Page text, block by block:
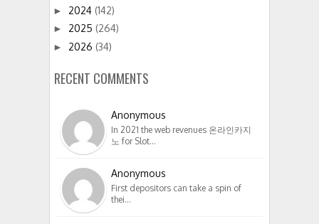
► 2024 (142)
► 2025 (264)
► 2026 (34)
RECENT COMMENTS
Anonymous
In 2021 the web revenues 온라인카지
노 for Slot…
Anonymous
First depositors can take a spin of
thei…